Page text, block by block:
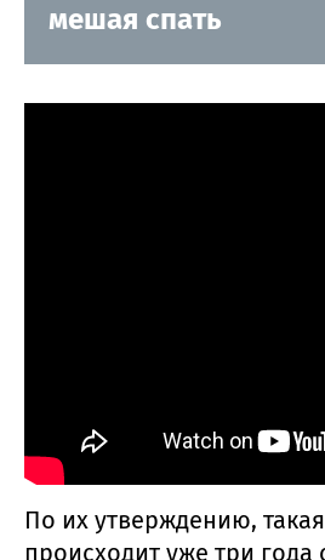
мешая спать
По их утверждению,
происходит уже три года